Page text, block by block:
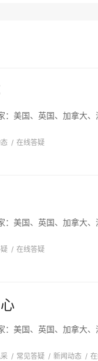
美国、英国、加拿大
/ 在线答疑
/ 在线答疑
/ 常见答疑 / 新闻动态 /